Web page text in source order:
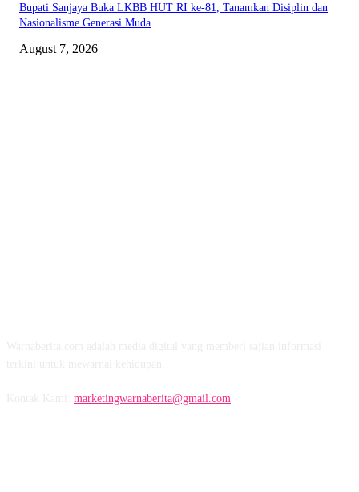
Bupati Sanjaya Buka LKBB HUT RI ke-81, Tanamkan Disiplin dan
Nasionalisme Generasi Muda
August 7, 2026
marketingwarnaberita@gmail.com